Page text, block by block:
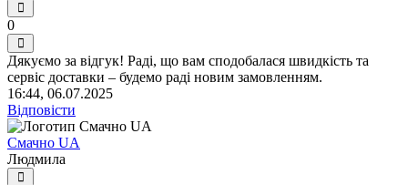
0
Дякуємо за відгук! Раді, що вам сподобалася швидкість та
сервіс доставки – будемо раді новим замовленням.
16:44, 06.07.2025
Відповісти
Смачно UA
Людмила